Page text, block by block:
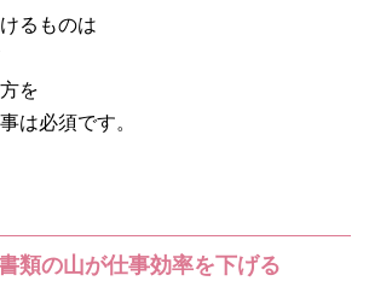
るものは
を
は必須です。
類の山が仕事効率を下げる